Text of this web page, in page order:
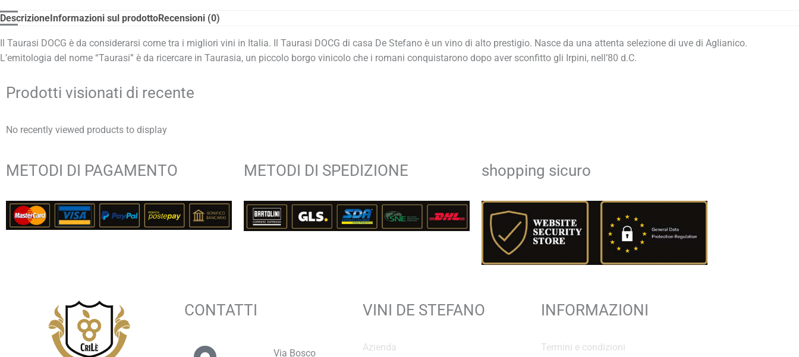
DescrizioneInformazioni sul prodottoRecensioni (0)
Il Taurasi DOCG è da considerarsi come tra i migliori vini in Italia. Il Taurasi DOCG di casa De Stefano è un vino di alto prestigio. Nasce da una attenta selezione di uve di Aglianico.
L’emitologia del nome “Taurasi” è da ricercare in Taurasia, un piccolo borgo vinicolo che i romani conquistarono dopo aver sconfitto gli Irpini, nell’80 d.C.
Prodotti visionati di recente
No recently viewed products to display
METODI DI PAGAMENTO METODI DI SPEDIZIONE shopping sicuro
CONTATTI
Via Bosco
VINI DE STEFANO
Azienda
INFORMAZIONI
Termini e condizioni